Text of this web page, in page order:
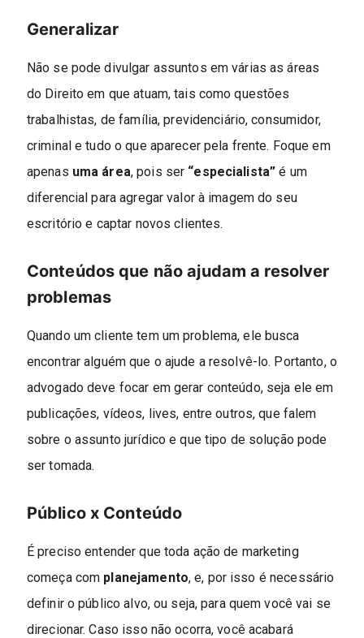
Generalizar
Não se pode divulgar assuntos em várias as áreas
do Direito em que atuam, tais como questões
trabalhistas, de família, previdenciário, consumidor,
criminal e tudo o que aparecer pela frente. Foque em
apenas uma área, pois ser “especialista” é um
diferencial para agregar valor à imagem do seu
escritório e captar novos clientes.
Conteúdos que não ajudam a resolver
problemas
Quando um cliente tem um problema, ele busca
encontrar alguém que o ajude a resolvê-lo. Portanto, o
advogado deve focar em gerar conteúdo, seja ele em
publicações, vídeos, lives, entre outros, que falem
sobre o assunto jurídico e que tipo de solução pode
ser tomada.
Público x Conteúdo
É preciso entender que toda ação de marketing
começa com planejamento, e, por isso é necessário
definir o público alvo, ou seja, para quem você vai se
direcionar. Caso isso não ocorra, você acabará